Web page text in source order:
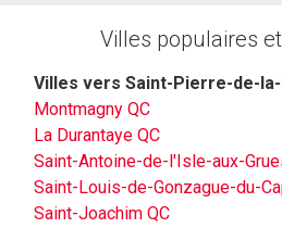
Villes populaires
Villes vers Saint-Pierre-de-
Montmagny QC
La Durantaye QC
Saint-Antoine-de-l'Isle-aux-
Saint-Louis-de-Gonzague-du-
Saint-Joachim QC